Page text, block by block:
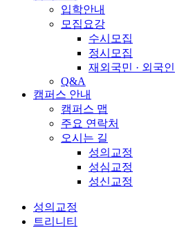
입학안내
모집요강
수시모집
정시모집
재외국민 · 외국인
Q&A
캠퍼스 안내
캠퍼스 맵
주요 연락처
오시는 길
성의교정
성심교정
성신교정
성의교정
트리니티